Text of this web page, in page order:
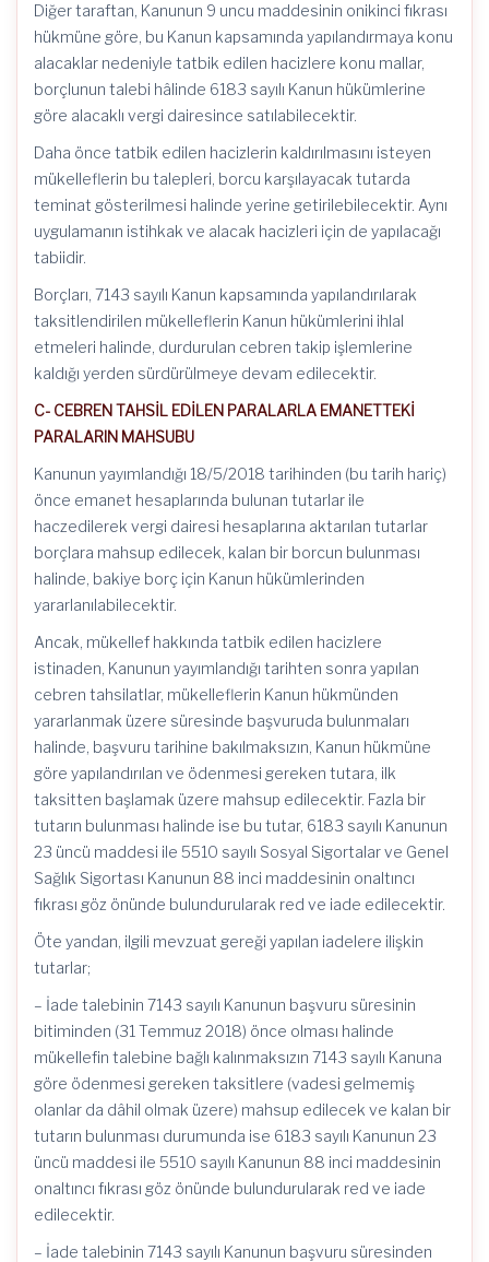
Diğer taraftan, Kanunun 9 uncu maddesinin onikinci fıkrası
hükmüne göre, bu Kanun kapsamında yapılandırmaya konu
alacaklar nedeniyle tatbik edilen hacizlere konu mallar,
borçlunun talebi hâlinde 6183 sayılı Kanun hükümlerine
göre alacaklı vergi dairesince satılabilecektir.
Daha önce tatbik edilen hacizlerin kaldırılmasını isteyen
mükelleflerin bu talepleri, borcu karşılayacak tutarda
teminat gösterilmesi halinde yerine getirilebilecektir. Aynı
uygulamanın istihkak ve alacak hacizleri için de yapılacağı
tabiidir.
Borçları, 7143 sayılı Kanun kapsamında yapılandırılarak
taksitlendirilen mükelleflerin Kanun hükümlerini ihlal
etmeleri halinde, durdurulan cebren takip işlemlerine
kaldığı yerden sürdürülmeye devam edilecektir.
C- CEBREN TAHSİL EDİLEN PARALARLA EMANETTEKİ
PARALARIN MAHSUBU
Kanunun yayımlandığı 18/5/2018 tarihinden (bu tarih hariç)
önce emanet hesaplarında bulunan tutarlar ile
haczedilerek vergi dairesi hesaplarına aktarılan tutarlar
borçlara mahsup edilecek, kalan bir borcun bulunması
halinde, bakiye borç için Kanun hükümlerinden
yararlanılabilecektir.
Ancak, mükellef hakkında tatbik edilen hacizlere
istinaden, Kanunun yayımlandığı tarihten sonra yapılan
cebren tahsilatlar, mükelleflerin Kanun hükmünden
yararlanmak üzere süresinde başvuruda bulunmaları
halinde, başvuru tarihine bakılmaksızın, Kanun hükmüne
göre yapılandırılan ve ödenmesi gereken tutara, ilk
taksitten başlamak üzere mahsup edilecektir. Fazla bir
tutarın bulunması halinde ise bu tutar, 6183 sayılı Kanunun
23 üncü maddesi ile 5510 sayılı Sosyal Sigortalar ve Genel
Sağlık Sigortası Kanunun 88 inci maddesinin onaltıncı
fıkrası göz önünde bulundurularak red ve iade edilecektir.
Öte yandan, ilgili mevzuat gereği yapılan iadelere ilişkin
tutarlar;
– İade talebinin 7143 sayılı Kanunun başvuru süresinin
bitiminden (31 Temmuz 2018) önce olması halinde
mükellefin talebine bağlı kalınmaksızın 7143 sayılı Kanuna
göre ödenmesi gereken taksitlere (vadesi gelmemiş
olanlar da dâhil olmak üzere) mahsup edilecek ve kalan bir
tutarın bulunması durumunda ise 6183 sayılı Kanunun 23
üncü maddesi ile 5510 sayılı Kanunun 88 inci maddesinin
onaltıncı fıkrası göz önünde bulundurularak red ve iade
edilecektir.
– İade talebinin 7143 sayılı Kanunun başvuru süresinden